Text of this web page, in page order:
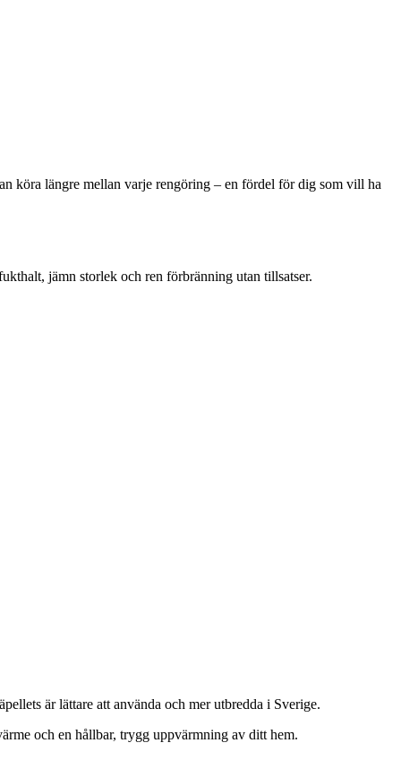
köra längre mellan varje rengöring – en fördel för dig som vill ha
jämn storlek och ren förbränning utan tillsatser.
är lättare att använda och mer utbredda i Sverige.
och en hållbar, trygg uppvärmning av ditt hem.